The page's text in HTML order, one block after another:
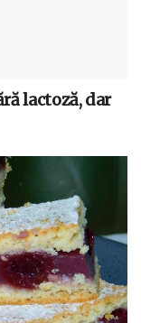
lactoză, dar